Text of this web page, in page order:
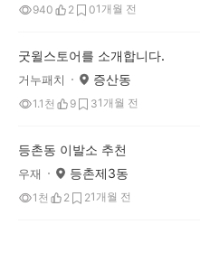
940 2 01개월 전
굿윌스토어를 소개합니다.
거누패치 증산동
1.1천 9 31개월 전
등촌동 이발소 추천
우재 등촌제3동
1천 2 21개월 전